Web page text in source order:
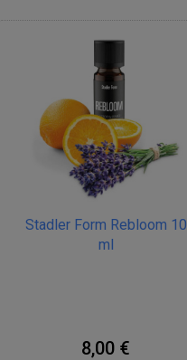
Stadler Form Rebloom 10
ml
8,00 €